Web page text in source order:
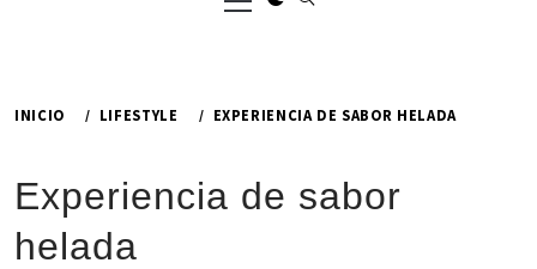
principal
INICIO LIFESTYLE EXPERIENCIA DE SABOR HELADA
Experiencia de sabor
helada